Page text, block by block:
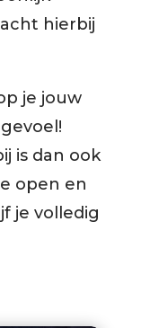
hierbij
je jouw
is dan ook
open en
je volledig